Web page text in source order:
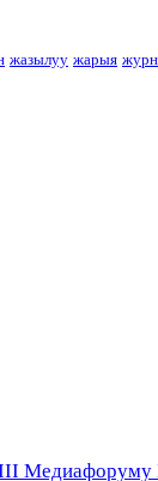
жазылуу жарыя
Медиафоруму